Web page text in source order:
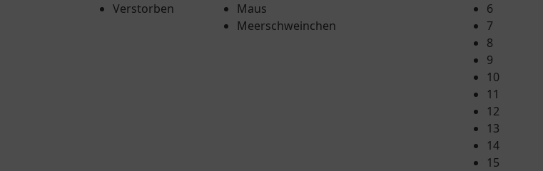
Verstorben
Maus
Meerschweinchen
6
7
8
9
10
11
12
13
14
15